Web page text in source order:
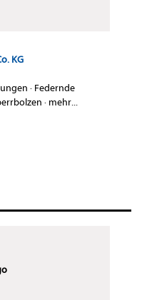
KG
· Federnde
· mehr...